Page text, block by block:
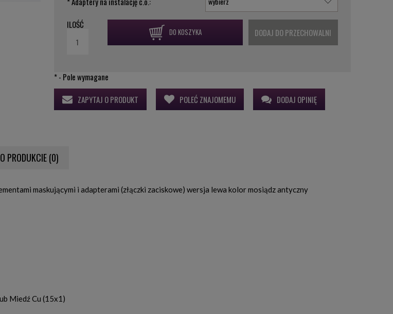
ILOŚĆ
DO KOSZYKA DODAJ DO PRZECHOWALNI
*- Pole wymagane
ZAPYTAJ O PRODUKT
POLEĆ ZNAJOMEMU DODAJ OPINIĘ
PRODUKCIE (0)
maskującymi i adapterami (złączki zaciskowe) wersja lewa kolor mosiądz antyczny
Miedź Cu (15x1)